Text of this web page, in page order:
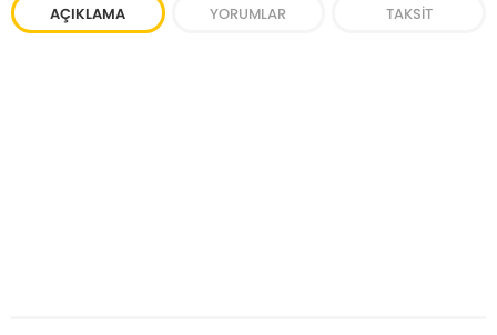
AÇIKLAMA YORUMLAR TAKSIT